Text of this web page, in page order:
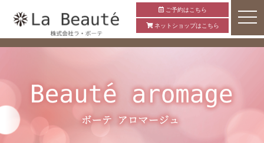
ご予約はこちら
ネットショップはこちら